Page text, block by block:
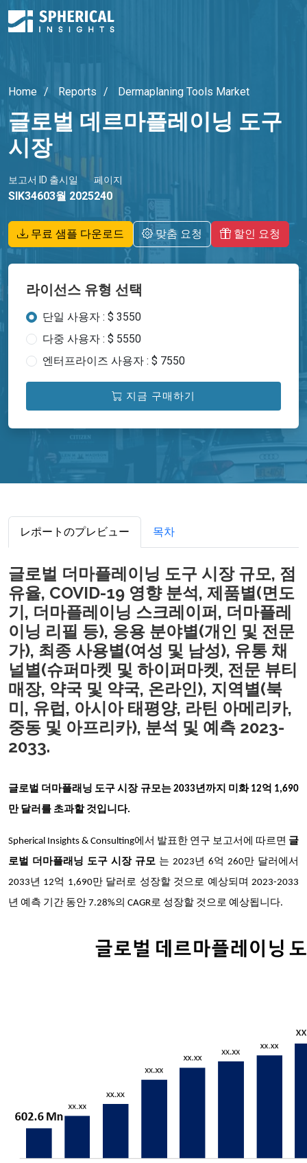
Home Reports Dermaplaning Tools Market
글로벌 데르마플레이닝 도구
시장
보고서 ID
SIK3460
출시일
3월 2025
페이지
240
무료 샘플 다운로드 맞춤 요청 할인 요청
라이선스 유형 선택
단일 사용자 : $ 3550
다중 사용자 : $ 5550
엔터프라이즈 사용자 : $ 7550
지금 구매하기
レポートのプレビュー 목차
글로벌 더마플레이닝 도구 시장 규모, 점
유율, COVID-19 영향 분석, 제품별(면도
기, 더마플레이닝 스크레이퍼, 더마플레
이닝 리필 등), 응용 분야별(개인 및 전문
가), 최종 사용별(여성 및 남성), 유통 채
널별(슈퍼마켓 및 하이퍼마켓, 전문 뷰티
매장, 약국 및 약국, 온라인), 지역별(북
미, 유럽, 아시아 태평양, 라틴 아메리카,
중동 및 아프리카), 분석 및 예측 2023-
2033.
글로벌 더마플래닝 도구 시장 규모는 2033년까지 미화 12억 1,690
만 달러를 초과할 것입니다.
Spherical Insights & Consulting에서 발표한 연구 보고서에 따르면 글
로벌 더마플래닝 도구 시장 규모 는 2023년 6억 260만 달러에서
2033년 12억 1,690만 달러로 성장할 것으로 예상되며 2023-2033
년 예측 기간 동안 7.28%의 CAGR로 성장할 것으로 예상됩니다.